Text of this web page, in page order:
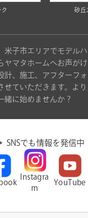
ク 砂丘
米子市エリアでモデル
ヤマタホームへお声が
計、施工、アフターフ
せていただきます。よ
緒に始めませんか？
SNSでも情報を発信中
Instagra
m
YouTube